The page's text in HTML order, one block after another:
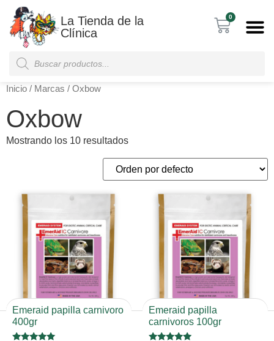
La Tienda de la
Clínica
0
Inicio / Marcas / Oxbow
Oxbow
Mostrando los 10 resultados
Emeraid papilla carnivoro
400gr
Emeraid papilla
carnivoros 100gr